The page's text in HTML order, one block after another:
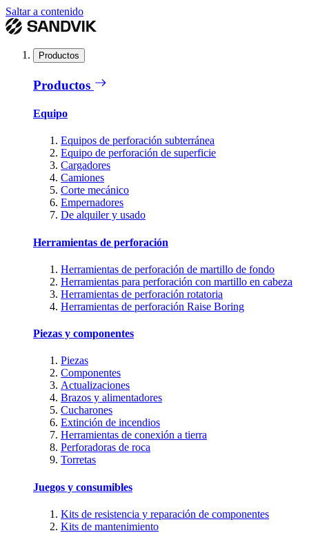
Saltar a contenido
Productos
Productos
Equipo
Equipos de perforación subterránea
Equipo de perforación de superficie
Cargadores
Camiones
Corte mecánico
Empernadores
De alquiler y usado
Herramientas de perforación
Herramientas de perforación de martillo de fondo
Herramientas para perforación con martillo en cabeza
Herramientas de perforación rotatoria
Herramientas de perforación Raise Boring
Piezas y componentes
Piezas
Componentes
Actualizaciones
Brazos y alimentadores
Cucharones
Extinción de incendios
Herramientas de conexión a tierra
Perforadoras de roca
Torretas
Juegos y consumibles
Kits de resistencia y reparación de componentes
Kits de mantenimiento